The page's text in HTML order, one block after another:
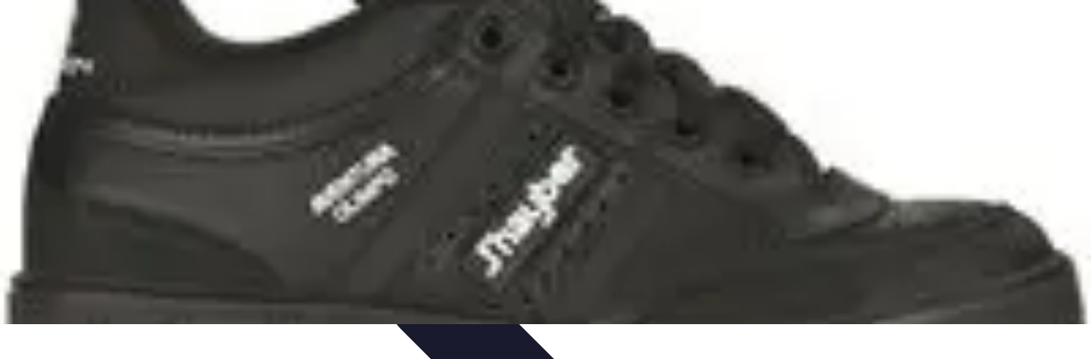
Viajes y Aventuras
Consejos de Viaje
Cultura y ExperienciasDestinos de AventuraDestinos
Viajes y Aventuras